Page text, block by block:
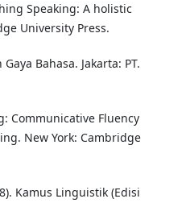
Speaking: A holistic
University Press.
Bahasa. Jakarta: PT.
Communicative Fluency
New York: Cambridge
Kamus Linguistik (Edisi